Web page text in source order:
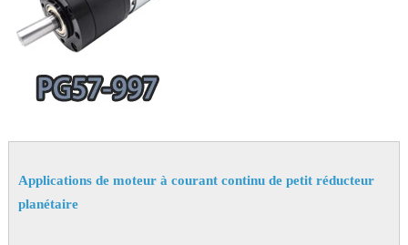
Applications de moteur à courant continu de petit réducteur
planétaire